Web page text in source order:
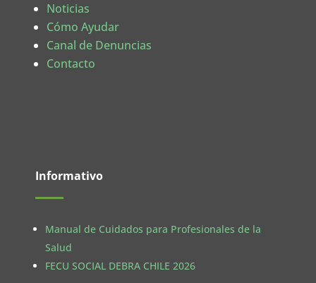
Noticias
Cómo Ayudar
Canal de Denuncias
Contacto
Informativo
Manual de Cuidados para Profesionales de la
Salud
FECU SOCIAL DEBRA CHILE 2026